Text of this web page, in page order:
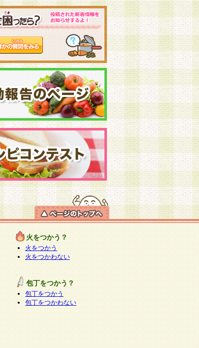
火をつかう？
火をつかう
火をつかわない
包丁をつかう？
包丁をつかう
包丁をつかわない